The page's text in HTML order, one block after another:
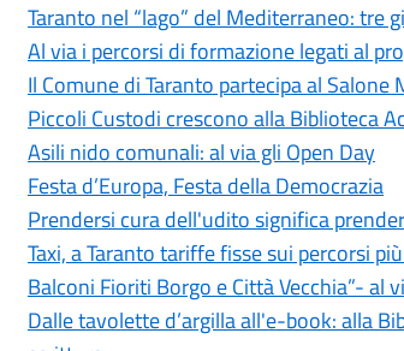
Taranto nel “lago” del Mediterraneo:
Al via i percorsi di formazione legati al
Il Comune di Taranto partecipa al
Piccoli Custodi crescono alla Biblioteca
Asili nido comunali: al via gli Open Day
Festa d’Europa, Festa della Democrazia
Prendersi cura dell'udito significa
Taxi, a Taranto tariffe fisse sui percorsi
Balconi Fioriti Borgo e Città Vecchia”- al
Dalle tavolette d’argilla all'e-book: alla